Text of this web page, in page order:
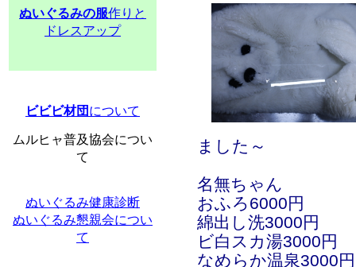
ぬいぐるみの服作りと
ドレスアップ
ビビビ材団 について
ムルヒャ普及協会につい
て
ぬいぐるみ健康診断
ぬいぐるみ懇親会につい
て
ました～
名無ちゃん
おふろ6000円
綿出し洗3000円
ビ白スカ湯3000円
なめらか温泉3000円